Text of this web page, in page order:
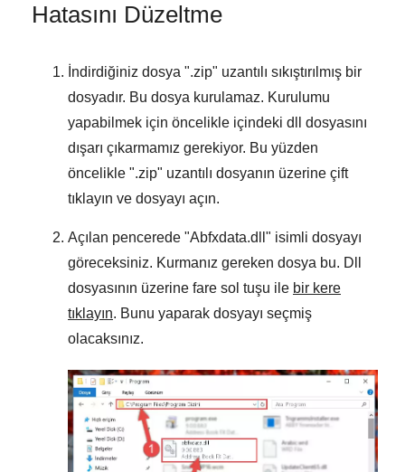
Hatasını Düzeltme
İndirdiğiniz dosya ".zip" uzantılı sıkıştırılmış bir
dosyadır. Bu dosya kurulamaz. Kurulumu
yapabilmek için öncelikle içindeki dll dosyasını
dışarı çıkarmamız gerekiyor. Bu yüzden
öncelikle ".zip" uzantılı dosyanın üzerine çift
tıklayın ve dosyayı açın.
Açılan pencerede "Abfxdata.dll " isimli dosyayı
göreceksiniz. Kurmanız gereken dosya bu. Dll
dosyasının üzerine fare sol tuşu ile bir kere
tıklayın. Bunu yaparak dosyayı seçmiş
olacaksınız.